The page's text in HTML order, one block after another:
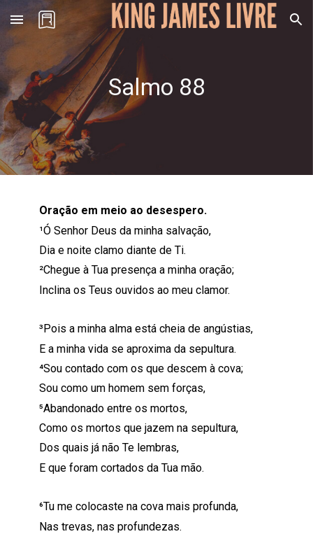
Skip to main content Skip to navigation
Salmo 88
Oração em meio ao desespero.
¹Ó Senhor Deus da minha salvação,
Dia e noite clamo diante de Ti.
²Chegue à Tua presença a minha oração;
Inclina os Teus ouvidos ao meu clamor.
³Pois a minha alma está cheia de angústias,
E a minha vida se aproxima da sepultura.
⁴Sou contado com os que descem à cova;
Sou como um homem sem forças,
⁵Abandonado entre os mortos,
Como os mortos que jazem na sepultura,
Dos quais já não Te lembras,
E que foram cortados da Tua mão.
⁶Tu me colocaste na cova mais profunda,
Nas trevas, nas profundezas.